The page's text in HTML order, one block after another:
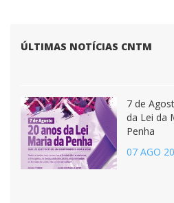
ÚLTIMAS NOTÍCIAS CNTM
7 de
da Lei da
Penha
07 AGO